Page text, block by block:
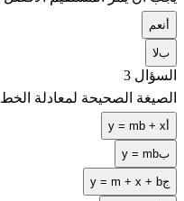
أنعم
بلا
السؤال 3
الصيغة الصحيحة لمعادلة
أy = mb + x
بy = mb
جy = m + x + b